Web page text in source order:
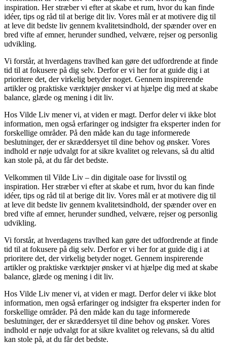
inspiration. Her stræber vi efter at skabe et rum, hvor du kan finde
idéer, tips og råd til at berige dit liv. Vores mål er at motivere dig til
at leve dit bedste liv gennem kvalitetsindhold, der spænder over en
bred vifte af emner, herunder sundhed, velvære, rejser og personlig
udvikling.
Vi forstår, at hverdagens travlhed kan gøre det udfordrende at finde
tid til at fokusere på dig selv. Derfor er vi her for at guide dig i at
prioritere det, der virkelig betyder noget. Gennem inspirerende
artikler og praktiske værktøjer ønsker vi at hjælpe dig med at skabe
balance, glæde og mening i dit liv.
Hos Vilde Liv mener vi, at viden er magt. Derfor deler vi ikke blot
information, men også erfaringer og indsigter fra eksperter inden for
forskellige områder. På den måde kan du tage informerede
beslutninger, der er skræddersyet til dine behov og ønsker. Vores
indhold er nøje udvalgt for at sikre kvalitet og relevans, så du altid
kan stole på, at du får det bedste.
Velkommen til Vilde Liv – din digitale oase for livsstil og
inspiration. Her stræber vi efter at skabe et rum, hvor du kan finde
idéer, tips og råd til at berige dit liv. Vores mål er at motivere dig til
at leve dit bedste liv gennem kvalitetsindhold, der spænder over en
bred vifte af emner, herunder sundhed, velvære, rejser og personlig
udvikling.
Vi forstår, at hverdagens travlhed kan gøre det udfordrende at finde
tid til at fokusere på dig selv. Derfor er vi her for at guide dig i at
prioritere det, der virkelig betyder noget. Gennem inspirerende
artikler og praktiske værktøjer ønsker vi at hjælpe dig med at skabe
balance, glæde og mening i dit liv.
Hos Vilde Liv mener vi, at viden er magt. Derfor deler vi ikke blot
information, men også erfaringer og indsigter fra eksperter inden for
forskellige områder. På den måde kan du tage informerede
beslutninger, der er skræddersyet til dine behov og ønsker. Vores
indhold er nøje udvalgt for at sikre kvalitet og relevans, så du altid
kan stole på, at du får det bedste.